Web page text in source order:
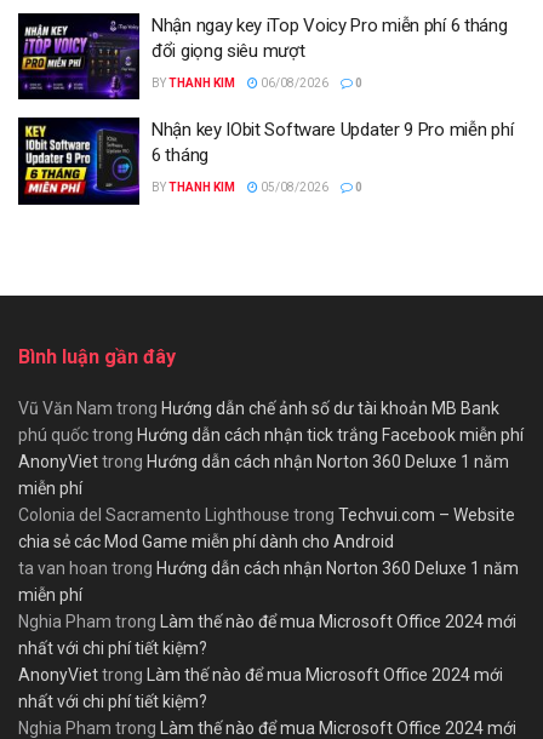
Nhận ngay key iTop Voicy Pro miễn phí 6 tháng
đổi giọng siêu mượt
BYTHANH KIM 06/08/2026 0
Nhận key IObit Software Updater 9 Pro miễn phí
6 tháng
BYTHANH KIM 05/08/2026 0
Bình luận gần đây
Vũ Văn Nam trong Hướng dẫn chế ảnh số dư tài khoản MB Bank
phú quốctrong Hướng dẫn cách nhận tick trắng Facebook miễn phí
AnonyViettrong Hướng dẫn cách nhận Norton 360 Deluxe 1 năm
miễn phí
Colonia del Sacramento Lighthouse trong Techvui.com – Website
chia sẻ các Mod Game miễn phí dành cho Android
ta van hoan trong Hướng dẫn cách nhận Norton 360 Deluxe 1 năm
miễn phí
Nghia Pham trong Làm thế nào để mua Microsoft Office 2024 mới
nhất với chi phí tiết kiệm?
AnonyViettrong Làm thế nào để mua Microsoft Office 2024 mới
nhất với chi phí tiết kiệm?
Nghia Pham trong Làm thế nào để mua Microsoft Office 2024 mới